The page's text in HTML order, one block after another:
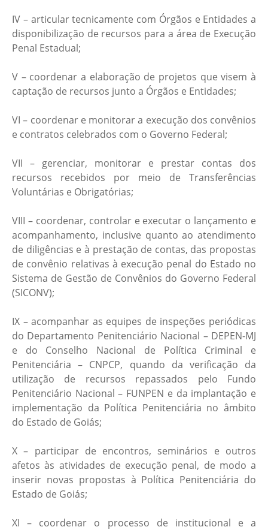
IV – articular tecnicamente com Órgãos e Entidades a
disponibilização de recursos para a área de Execução
Penal Estadual;
V – coordenar a elaboração de projetos que visem à
captação de recursos junto a Órgãos e Entidades;
VI – coordenar e monitorar a execução dos convênios
e contratos celebrados com o Governo Federal;
VII – gerenciar, monitorar e prestar contas dos
recursos recebidos por meio de Transferências
Voluntárias e Obrigatórias;
VIII – coordenar, controlar e executar o lançamento e
acompanhamento, inclusive quanto ao atendimento
de diligências e à prestação de contas, das propostas
de convênio relativas à execução penal do Estado no
Sistema de Gestão de Convênios do Governo Federal
(SICONV);
IX – acompanhar as equipes de inspeções periódicas
do Departamento Penitenciário Nacional – DEPEN-MJ
e do Conselho Nacional de Política Criminal e
Penitenciária – CNPCP, quando da verificação da
utilização de recursos repassados pelo Fundo
Penitenciário Nacional – FUNPEN e da implantação e
implementação da Política Penitenciária no âmbito
do Estado de Goiás;
X – participar de encontros, seminários e outros
afetos às atividades de execução penal, de modo a
inserir novas propostas à Política Penitenciária do
Estado de Goiás;
XI – coordenar o processo de institucional e a